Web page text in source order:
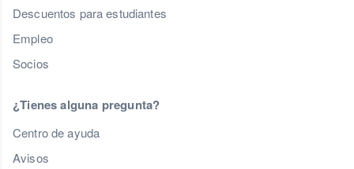
Descuentos para estudiantes
Empleo
Socios
¿Tienes alguna pregunta?
Centro de ayuda
Avisos